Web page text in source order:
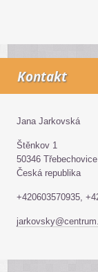
Kontakt
Jana Jarkovská
Štěnkov 1
50346
Česká republika
+420603570935,